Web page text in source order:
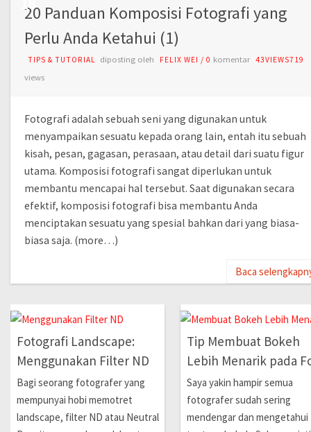
20 Panduan Komposisi Fotografi yang
Perlu Anda Ketahui (1)
TIPS & TUTORIAL diposting oleh FELIX WEI / 0 komentar 43VIEWS719
views
Fotografi adalah sebuah seni yang digunakan untuk
menyampaikan sesuatu kepada orang lain, entah itu sebuah
kisah, pesan, gagasan, perasaan, atau detail dari suatu figur
utama. Komposisi fotografi sangat diperlukan untuk
membantu mencapai hal tersebut. Saat digunakan secara
efektif, komposisi fotografi bisa membantu Anda
menciptakan sesuatu yang spesial bahkan dari yang biasa-
biasa saja. (more…)
Baca
Fotografi Landscape:
Menggunakan Filter ND
Bagi seorang fotografer yang
mempunyai hobi memotret
landscape, filter ND atau Neutral
Tip Membuat Bokeh
Lebih Menarik pada
Saya yakin hampir semua
fotografer sudah sering
mendengar dan mengetahui